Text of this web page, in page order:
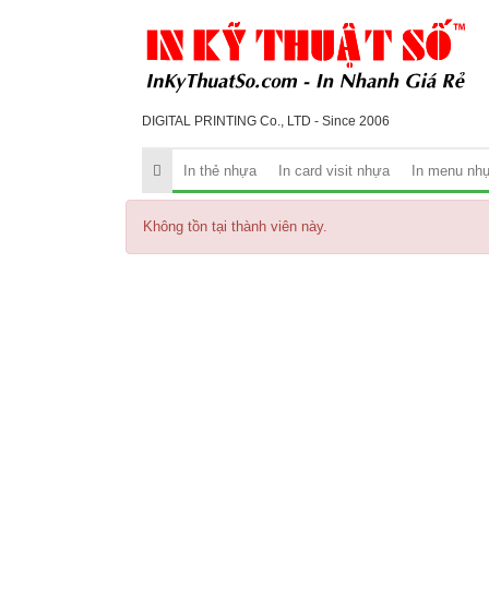
DIGITAL PRINTING Co., LTD - Since 2006
In thẻ nhựa In card visit nhựa In menu
Không tồn tại thành viên này.